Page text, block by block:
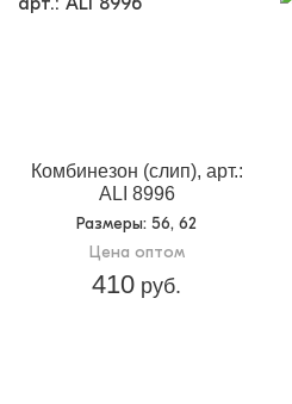
Комбинезон (слип), арт.:
ALI 8996
Размеры: 56, 62
Цена оптом
410 руб.